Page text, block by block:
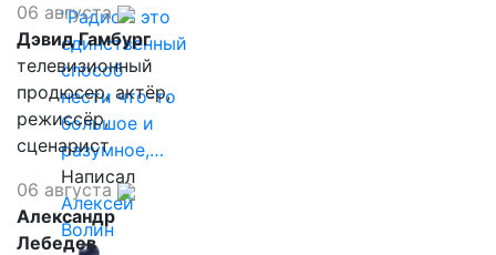
"Радио - это
единственный
способ
нести что-то
большое и
разумное,…
Написал
Алексей
Волин
06 августа
Дэвид Гамбург
телевизионный
продюсер, актёр,
режиссёр,
сценарист
06 августа
Александр
Лебедев